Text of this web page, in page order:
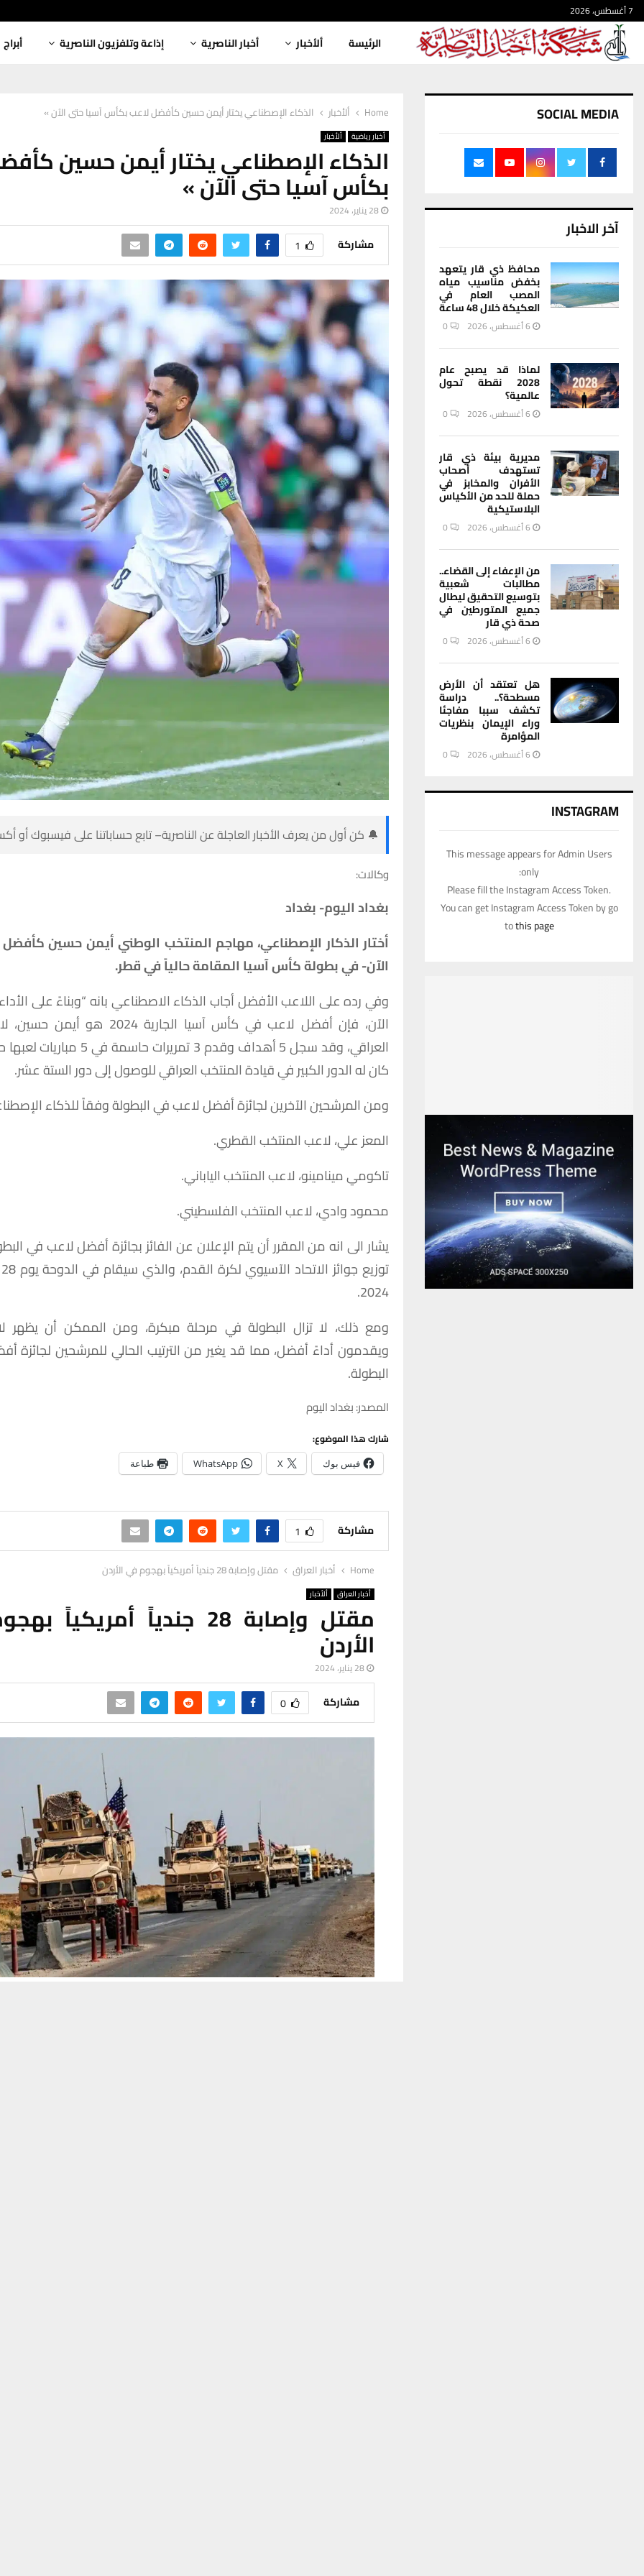
7 أغسطس، 2026
الرئيسة ألأخبار أخبار الناصرية إذاعة وتلفزيون الناصرية أبراج
Home ألأخبار الذكاء الإصطناعي يختار أيمن حسين كأفضل لاعب بكأس آسيا حتى الآن »
أخبار رياضية ألأخبار
الذكاء الإصطناعي يختار أيمن حسين
بكأس آسيا حتى الآن »
28 يناير، 2024
مشاركة 1
🔔 كن أول من يعرف الأخبار العاجلة عن الناصرية– تابع حساباتنا على فيسبوك أو
وكالات:
بغداد اليوم- بغداد
أختار الذكار الإصطناعي، مهاجم المنتخب الوطني أيمن حسين
الآن- في بطولة كأس آسيا المقامة حالياً في قطر.
وفي رده على اللاعب الأفضل أجاب الذكاء الاصطناعي بانه “وبناءً على
الآن، فإن أفضل لاعب في كأس آسيا الجارية
العراقي، وقد سجل 5 أهداف وقدم 3
كان له الدور الكبير في قيادة المنتخب العراقي للوصول إلى دور الستة عشر.
ومن المرشحين الآخرين لجائزة أفضل لاعب في البطولة وفقاً للذكاء
المعز علي، لاعب المنتخب القطري.
تاكومي مينامينو، لاعب المنتخب الياباني.
محمود وادي، لاعب المنتخب الفلسطيني.
يشار الى انه من المقرر أن يتم الإعلان عن الفائز بجائزة أفضل لاعب في
2024.
ومع ذلك، لا تزال البطولة في مرحلة مبكرة، ومن الممكن أن يظهر
ويقدمون أداءً أفضل، مما قد يغير من الترتيب الحالي للمرشحين لجائزة
البطولة.
المصدر: بغداد اليوم
شارك هذا الموضوع:
فيس بوك X
WhatsApp طباعة
مشاركة 1
Home أخبار العراق مقتل وإصابة 28 جندياً أمريكياً بهجوم في الأردن
أخبار العراق ألأخبار
مقتل وإصابة 28 جندياً
الأردن
28 يناير، 2024
مشاركة 0
SOCIAL MEDIA
آخر الاخبار
محافظ ذي قار يتعهد
بخفض مناسيب مياه
المصب العام في
العكيكة خلال 48 ساعة
6 أغسطس، 2026 0
لماذا قد يصبح عام
2028 نقطة تحول
عالمية؟
6 أغسطس، 2026 0
مديرية بيئة ذي قار
تستهدف أصحاب
الأفران والمخابز في
حملة للحد من الأكياس
البلاستيكية
6 أغسطس، 2026 0
من الإعفاء إلى القضاء..
مطالبات شعبية
بتوسيع التحقيق ليطال
جميع المتورطين في
صحة ذي قار
6 أغسطس، 2026 0
هل تعتقد أن الأرض
مسطحة؟.. دراسة
تكشف سببا مفاجئا
وراء الإيمان بنظريات
المؤامرة
6 أغسطس، 2026 0
INSTAGRAM
This message appears for Admin Users
only:
Please fill the Instagram Access Token.
You can get Instagram Access Token by go
tothis page